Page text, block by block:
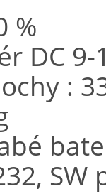
%
DC 9-
:
SW